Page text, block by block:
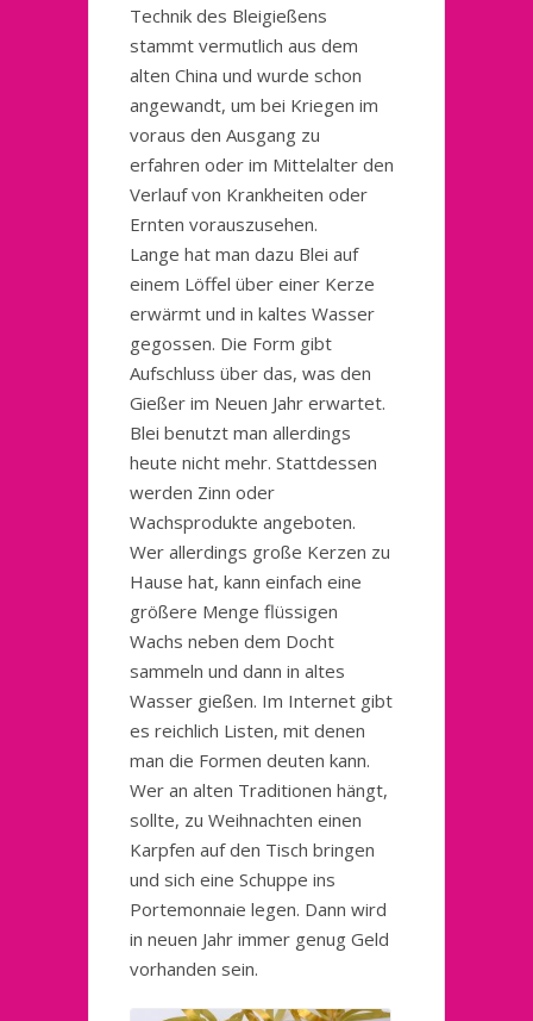
Technik des Bleigießens
stammt vermutlich aus dem
alten China und wurde schon
angewandt, um bei Kriegen im
voraus den Ausgang zu
erfahren oder im Mittelalter den
Verlauf von Krankheiten oder
Ernten vorauszusehen.
Lange hat man dazu Blei auf
einem Löffel über einer Kerze
erwärmt und in kaltes Wasser
gegossen. Die Form gibt
Aufschluss über das, was den
Gießer im Neuen Jahr erwartet.
Blei benutzt man allerdings
heute nicht mehr. Stattdessen
werden Zinn oder
Wachsprodukte angeboten.
Wer allerdings große Kerzen zu
Hause hat, kann einfach eine
größere Menge flüssigen
Wachs neben dem Docht
sammeln und dann in altes
Wasser gießen. Im Internet gibt
es reichlich Listen, mit denen
man die Formen deuten kann.
Wer an alten Traditionen hängt,
sollte, zu Weihnachten einen
Karpfen auf den Tisch bringen
und sich eine Schuppe ins
Portemonnaie legen. Dann wird
in neuen Jahr immer genug Geld
vorhanden sein.